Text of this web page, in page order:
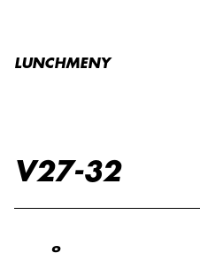
LUNCHMENY
V27-32